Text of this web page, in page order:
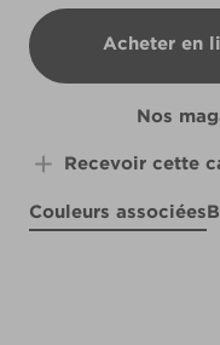
Acheter en
B&Q
Nos
Recevoir cette
Couleurs associées